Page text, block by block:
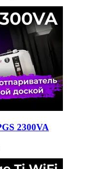
2300VA